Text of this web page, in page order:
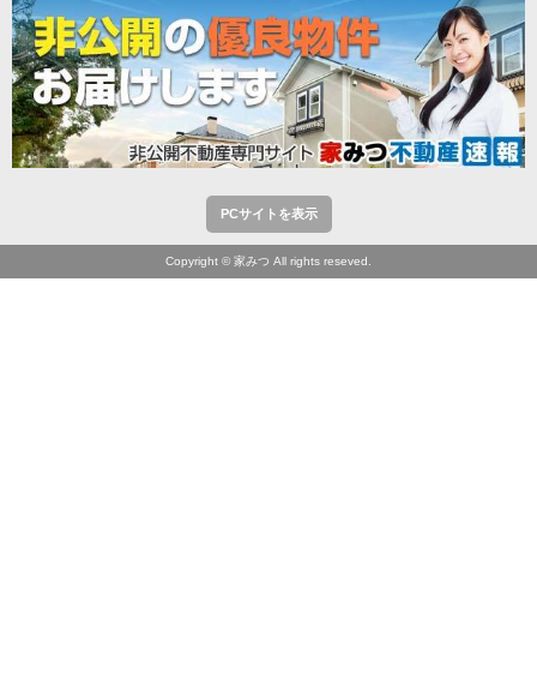
PCサイトを表示
Copyright © 家みつ All rights reseved.